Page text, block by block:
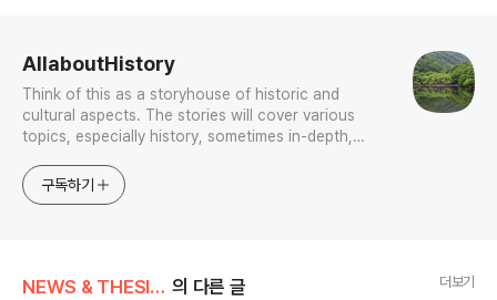
AllaboutHistory
Think of this as a storyhouse of historic and
cultural aspects. The stories will cover various
topics, especially history, sometimes in-depth,
approach will be to resist any common sense or
generalized viewpoint
구독하기
NEWS & THESIS/Photo News 의 다른 글 더보기